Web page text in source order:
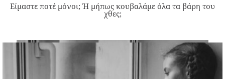
Είμαστε ποτέ μόνοι; Ή μήπως κουβαλάμε όλα τα βάρη του
χθες;